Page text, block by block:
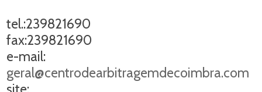
tel.:239821690
fax:239821690
e-mail:
geral@centrodearbitragemdecoimbra.com